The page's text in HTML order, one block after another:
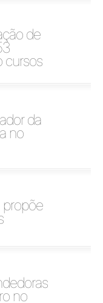
de
cursos
da
no
propõe
no